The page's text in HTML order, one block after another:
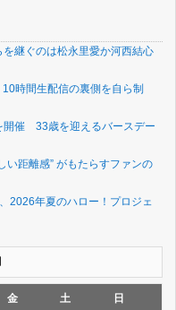
継ぐのは松永里愛か河西結心
時間生配信の裏側を自ら制
開催 33歳を迎えるバースデー
距離感” がもたらすファンの
2026年夏のハロー！プロジェ
金 土 日